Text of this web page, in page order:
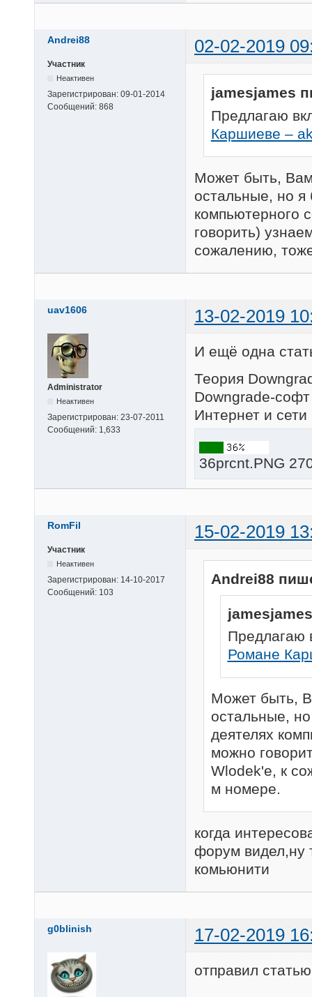
Andrei88 02-02-2019
Участник
Неактивен
Зарегистрирован: 09-01-2014
Сообщений: 868
jamesjames
Предлагаю
Каршиеве –
Может быть, Вам
остальные, но я
компьютерного
говорить)
сожалению,
uav1606 13-02-2019
Administrator
Неактивен
Зарегистрирован: 23-07-2011
Сообщений: 1,633
И ещё одна
Теория
Downgrade-
Интернет и
36prcnt.PNG
RomFil 15-02-2019
Участник
Неактивен
Зарегистрирован: 14-10-2017
Сообщений: 103
Andrei88
Предлагаю
Романе
Может быть,
остальные,
деятелях
можно
Wlodek'e, к
м номере.
когда
форум видел,ну
комьюнити
g0blinish 17-02-2019
отправил